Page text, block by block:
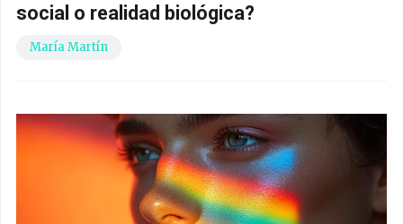
social o realidad biológica?
María Martín